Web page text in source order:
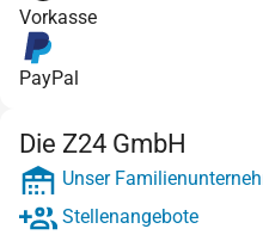
Vorkasse
PayPal
Die Z24 GmbH
Unser
Stellenangebote